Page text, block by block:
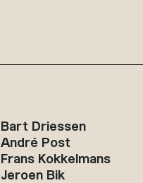
Bart Driessen
André Post
Frans Kokkelmans
Jeroen Bik